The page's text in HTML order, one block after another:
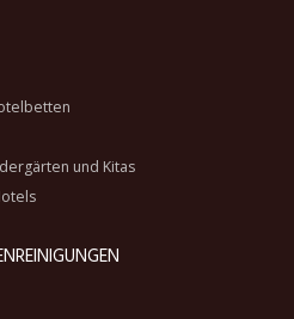
und Kitas